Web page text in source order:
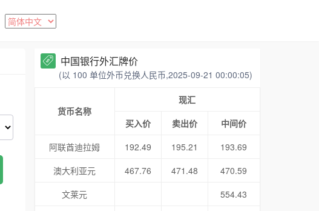
中国银行外汇牌价
(以 100 单位外币兑换人民币,2025-09-21 00:00:05)
货币名称
现汇
买入价
卖出价
中间价
阿联酋迪拉姆
192.49 195.21
193.69
澳大利亚元
467.76 471.48
470.59
文莱元
554.43